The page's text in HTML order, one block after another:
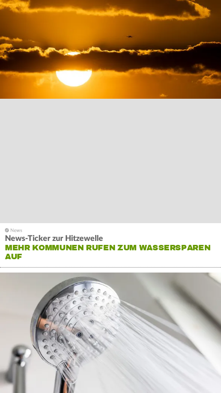
News-Ticker zur Hitzewelle
MEHR KOMMUNEN RUFEN ZUM WASSERSPAREN
AUF